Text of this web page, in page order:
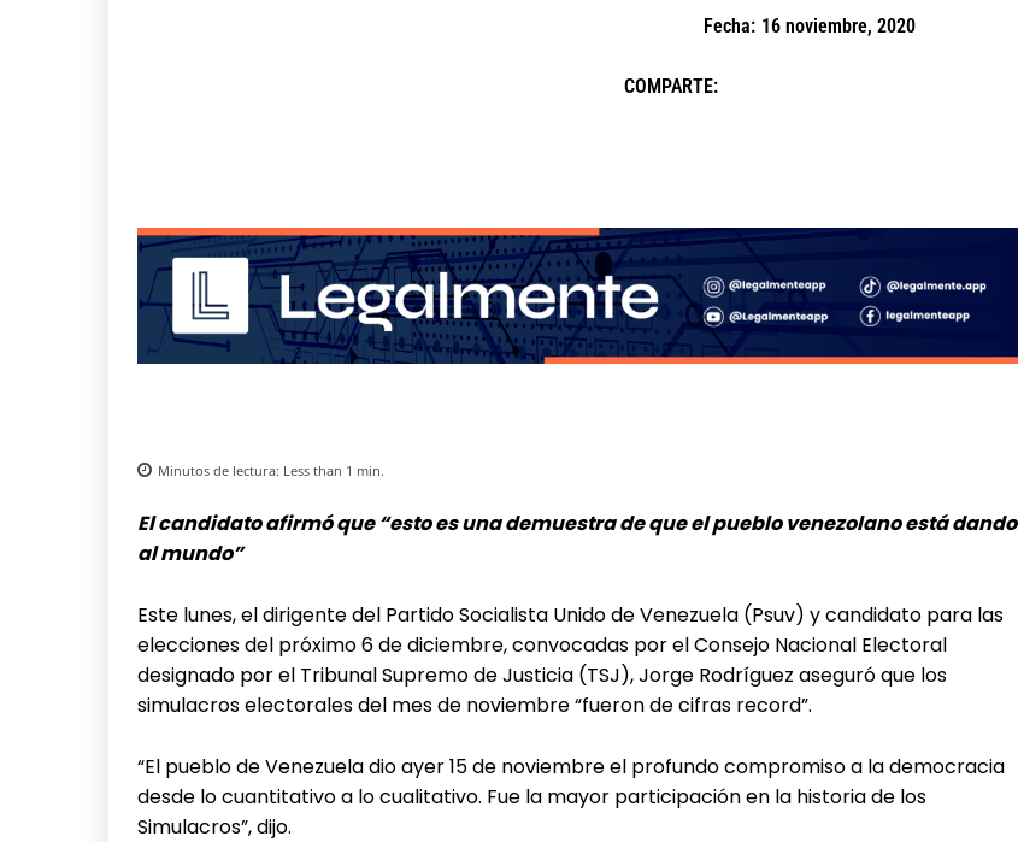
Fecha: 16 noviembre, 2020
COMPARTE:
Minutos de lectura: Less than 1 min.
El candidato afirmó que “esto es una demuestra de que el pueblo venezolano está dando
al mundo”
Este lunes, el dirigente del Partido Socialista Unido de Venezuela (Psuv) y candidato para las
elecciones del próximo 6 de diciembre, convocadas por el Consejo Nacional Electoral
designado por el Tribunal Supremo de Justicia (TSJ), Jorge Rodríguez aseguró que los
simulacros electorales del mes de noviembre “fueron de cifras record”.
“El pueblo de Venezuela dio ayer 15 de noviembre el profundo compromiso a la democracia
desde lo cuantitativo a lo cualitativo. Fue la mayor participación en la historia de los
Simulacros”, dijo.